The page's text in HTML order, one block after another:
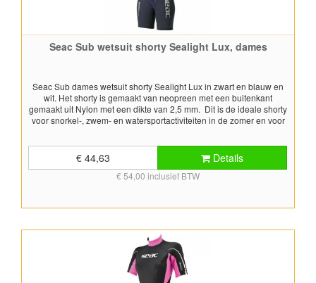
Seac Sub wetsuit shorty Sealight Lux, dames
Seac Sub dames wetsuit shorty Sealight Lux in zwart en blauw en
wit. Het shorty is gemaakt van neopreen met een buitenkant
gemaakt uit Nylon met een dikte van 2,5 mm. Dit is de ideale shorty
voor snorkel-, zwem- en watersportactiviteiten in de zomer en voor
een uitlopend model. Voor het bepalen van de juiste maat, gebruikt
€ 44,63 Details
€ 54,00 inclusief BTW